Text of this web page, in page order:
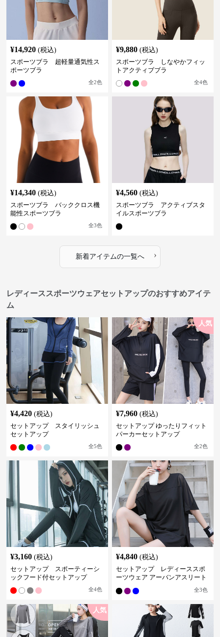
¥14,920 (税込)
スポーツブラ 超軽量通気性ス
ポーツブラ
全2色
¥9,880 (税込)
スポーツブラ しなやかフィッ
トアクティブブラ
全4色
¥14,340 (税込)
スポーツブラ バッククロス機
能性スポーツブラ
全3色
¥4,560 (税込)
スポーツブラ アクティブスタ
イルスポーツブラ
新着アイテムの一覧へ ›
レディーススポーツウェアセットアップのおすすめアイテ
ム
¥4,420 (税込)
セットアップ スタイリッシュ
セットアップ
全5色
人気
¥7,960 (税込)
セットアップ ゆったりフィット
パーカーセットアップ
全2色
¥3,160 (税込)
セットアップ スポーティーシ
ックフード付セットアップ
全4色
¥4,840 (税込)
セットアップ レディーススポ
ーツウェア アーバンアスリート
全3色
人気